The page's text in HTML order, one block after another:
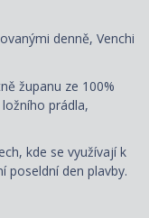
denně, Venchi
županu ze 100%
prádla,
kde se využívají k
poseldní den plavby.